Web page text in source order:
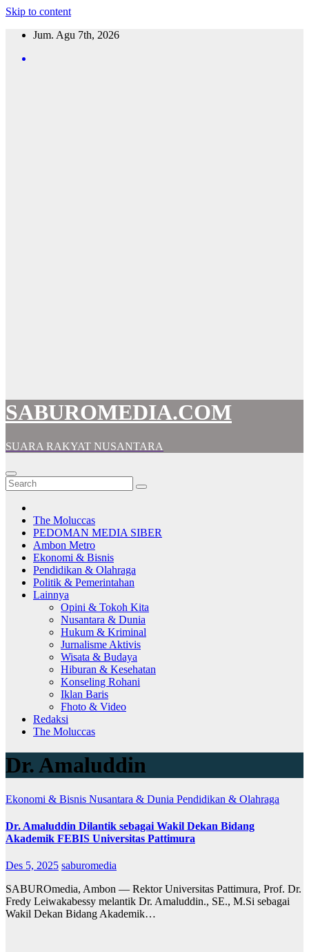
Skip to content
Jum. Agu 7th, 2026
SABUROMEDIA.COM
SUARA RAKYAT NUSANTARA
The Moluccas
PEDOMAN MEDIA SIBER
Ambon Metro
Ekonomi & Bisnis
Pendidikan & Olahraga
Politik & Pemerintahan
Lainnya
Opini & Tokoh Kita
Nusantara & Dunia
Hukum & Kriminal
Jurnalisme Aktivis
Wisata & Budaya
Hiburan & Kesehatan
Konseling Rohani
Iklan Baris
Fhoto & Video
Redaksi
The Moluccas
Dr. Amaluddin
Ekonomi & Bisnis Nusantara & Dunia Pendidikan & Olahraga
Dr. Amaluddin Dilantik sebagai Wakil Dekan Bidang
Akademik FEBIS Universitas Pattimura
Des 5, 2025 saburomedia
SABUROmedia, Ambon — Rektor Universitas Pattimura, Prof. Dr.
Fredy Leiwakabessy melantik Dr. Amaluddin., SE., M.Si sebagai
Wakil Dekan Bidang Akademik…